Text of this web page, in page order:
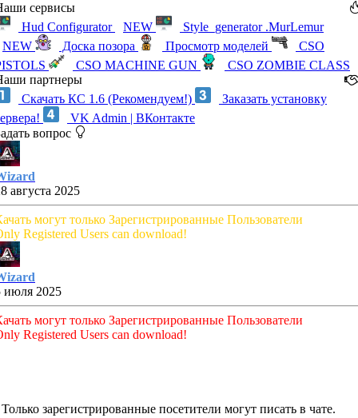
сервисы
Hud Configurator
NEW
Style_generator .MurLemur
NEW
Доска позора Просмотр моделей
CSO
CSO MACHINE GUN
CSO ZOMBIE CLASS
партнеры
Скачать КС 1.6 (Рекомендуем!)
Заказать установку
VK Admin | ВКонтакте
вопрос
августа 2025
могут только Зарегистрированные Пользователи
Registered Users can download!
июля 2025
могут только Зарегистрированные Пользователи
Registered Users can download!
Только зарегистрированные посетители могут писать в чате.